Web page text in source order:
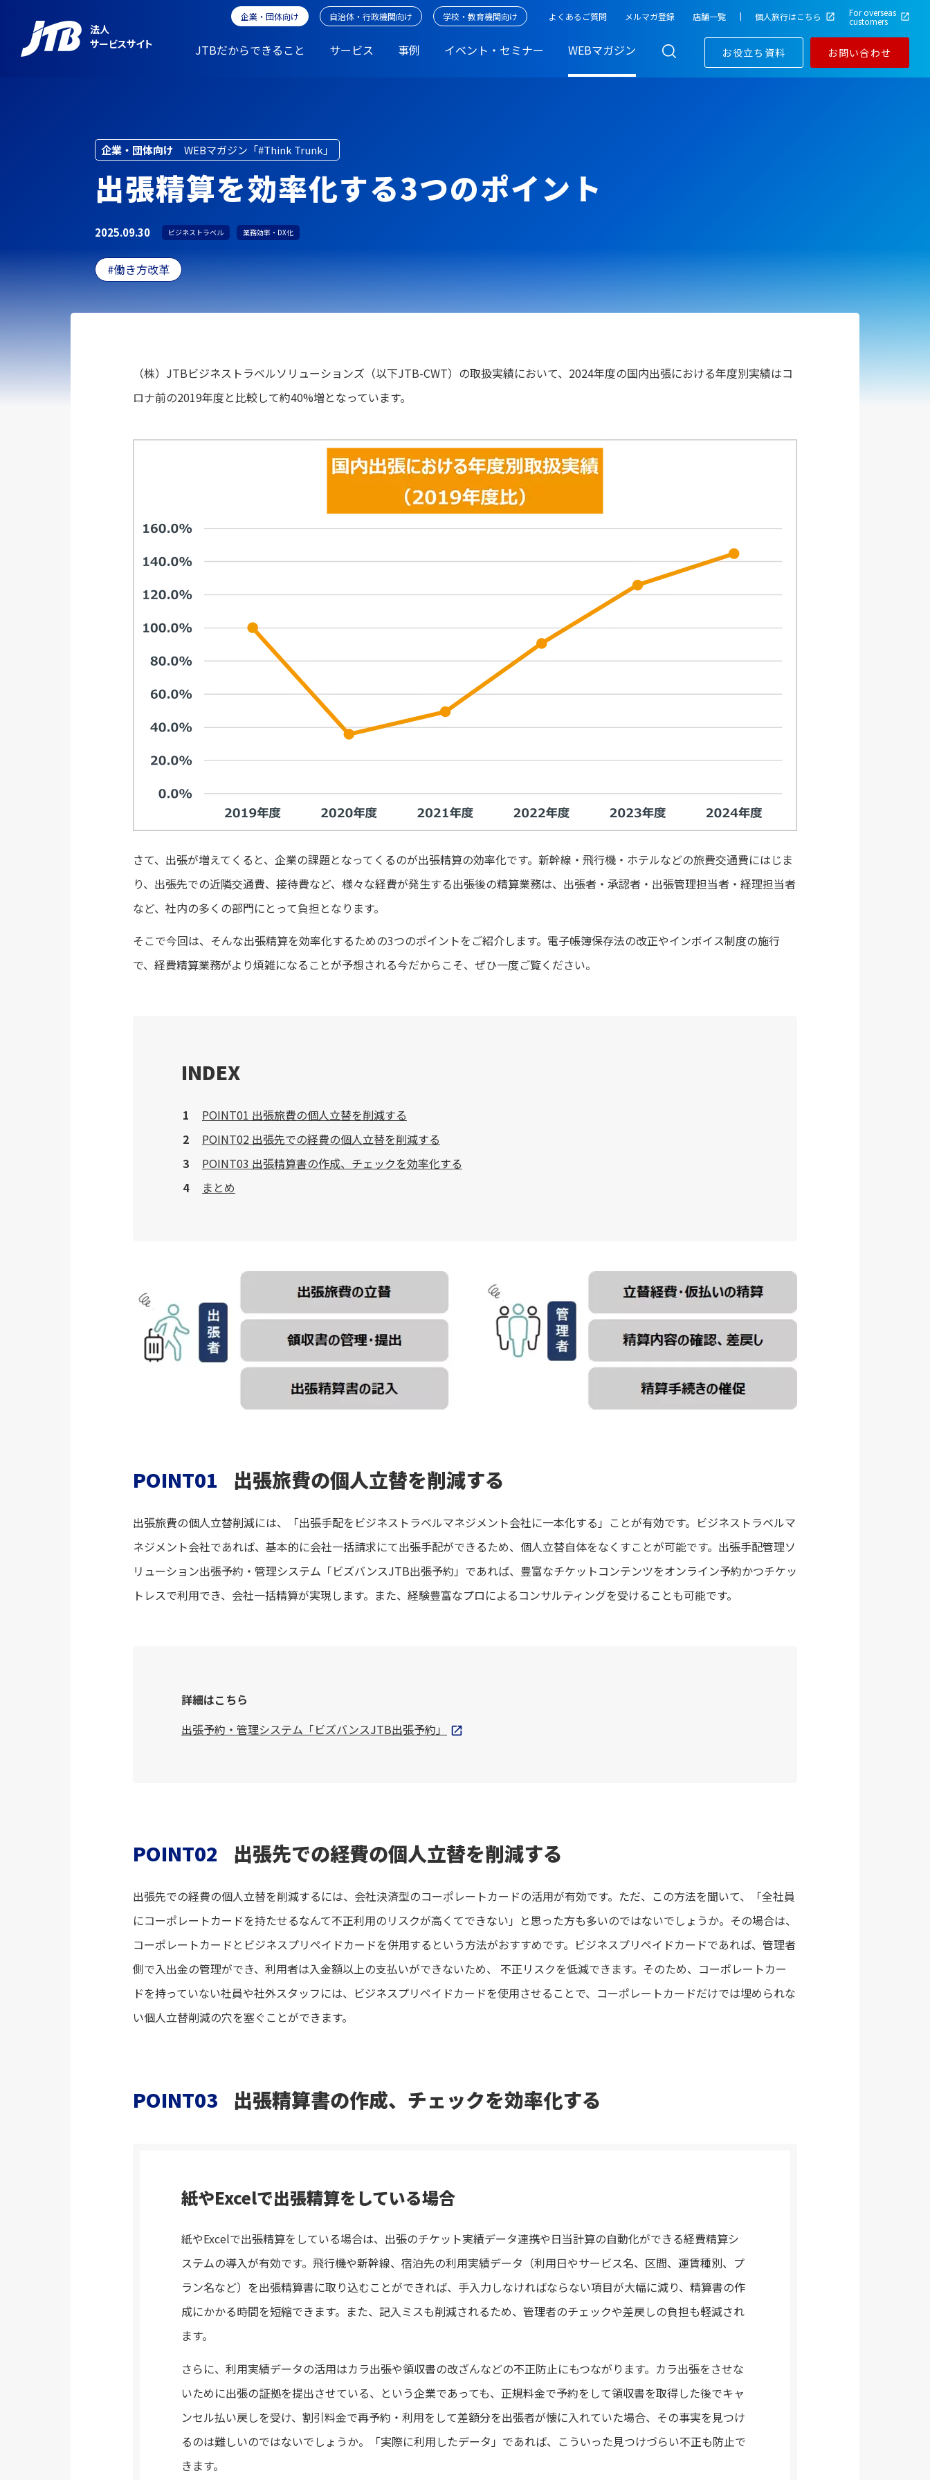
法人
サービスサイト
企業・団体向け 自治体・行政機関向け 学校・教育機関向け よくあるご質問 メルマガ登録 店舗一覧 個人旅行はこちら For overseas
customers
JTBだからできること サービス 事例 イベント・セミナー WEBマガジン お役立ち資料 お問い合わせ
企業・団体向け WEBマガジン「#Think Trunk」
出張精算を効率化する3つのポイント
2025.09.30 ビジネストラベル 業務効率・DX化
働き方改革
（株）JTBビジネストラベルソリューションズ（以下JTB-CWT）の取扱実績において、2024年度の国内出張における年度別実績はコ
ロナ前の2019年度と比較して約40%増となっています。
さて、出張が増えてくると、企業の課題となってくるのが出張精算の効率化です。新幹線・飛行機・ホテルなどの旅費交通費にはじま
り、出張先での近隣交通費、接待費など、様々な経費が発生する出張後の精算業務は、出張者・承認者・出張管理担当者・経理担当者
など、社内の多くの部門にとって負担となります。
そこで今回は、そんな出張精算を効率化するための3つのポイントをご紹介します。電子帳簿保存法の改正やインボイス制度の施行
で、経費精算業務がより煩雑になることが予想される今だからこそ、ぜひ一度ご覧ください。
INDEX
POINT01 出張旅費の個人立替を削減する
POINT02 出張先での経費の個人立替を削減する
POINT03 出張精算書の作成、チェックを効率化する
まとめ
POINT01 出張旅費の個人立替を削減する
出張旅費の個人立替削減には、「出張手配をビジネストラベルマネジメント会社に一本化する」ことが有効です。ビジネストラベルマ
ネジメント会社であれば、基本的に会社一括請求にて出張手配ができるため、個人立替自体をなくすことが可能です。出張手配管理ソ
リューション出張予約・管理システム「ビズバンスJTB出張予約」であれば、豊富なチケットコンテンツをオンライン予約かつチケッ
トレスで利用でき、会社一括精算が実現します。また、経験豊富なプロによるコンサルティングを受けることも可能です。
詳細はこちら
出張予約・管理システム「ビズバンスJTB出張予約」
POINT02 出張先での経費の個人立替を削減する
出張先での経費の個人立替を削減するには、会社決済型のコーポレートカードの活用が有効です。ただ、この方法を聞いて、「全社員
にコーポレートカードを持たせるなんて不正利用のリスクが高くてできない」と思った方も多いのではないでしょうか。その場合は、
コーポレートカードとビジネスプリペイドカードを併用するという方法がおすすめです。ビジネスプリペイドカードであれば、管理者
側で入出金の管理ができ、利用者は入金額以上の支払いができないため、 不正リスクを低減できます。そのため、コーポレートカー
ドを持っていない社員や社外スタッフには、ビジネスプリペイドカードを使用させることで、コーポレートカードだけでは埋められな
い個人立替削減の穴を塞ぐことができます。
POINT03 出張精算書の作成、チェックを効率化する
紙やExcelで出張精算をしている場合
紙やExcelで出張精算をしている場合は、出張のチケット実績データ連携や日当計算の自動化ができる経費精算シ
ステムの導入が有効です。飛行機や新幹線、宿泊先の利用実績データ（利用日やサービス名、区間、運賃種別、プ
ラン名など）を出張精算書に取り込むことができれば、手入力しなければならない項目が大幅に減り、精算書の作
成にかかる時間を短縮できます。また、記入ミスも削減されるため、管理者のチェックや差戻しの負担も軽減され
ます。
さらに、利用実績データの活用はカラ出張や領収書の改ざんなどの不正防止にもつながります。カラ出張をさせな
いために出張の証拠を提出させている、という企業であっても、正規料金で予約をして領収書を取得した後でキャ
ンセル払い戻しを受け、割引料金で再予約・利用をして差額分を出張者が懐に入れていた場合、その事実を見つけ
るのは難しいのではないでしょうか。「実際に利用したデータ」であれば、こういった見つけづらい不正も防止で
きます。